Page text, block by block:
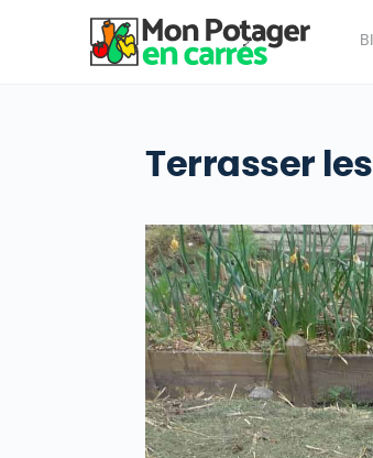
Terrasser